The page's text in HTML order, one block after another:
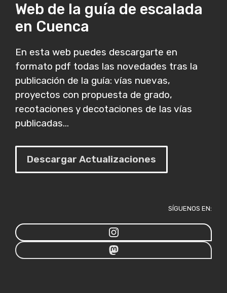
Web de la guía de escalada
en Cuenca
En esta web puedes descargarte en
formato pdf todas las novedades tras la
publicación de la guía: vías nuevas,
proyectos con propuesta de grado,
recotaciones y decotaciones de las vías
publicadas...
Descargar Actualizaciones
SÍGUENOS EN: